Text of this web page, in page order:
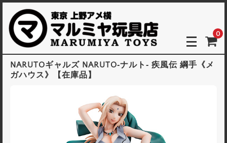
0
NARUTOギャルズ NARUTO‐ナルト‐ 疾風伝 綱手《メ
ガハウス》【在庫品】